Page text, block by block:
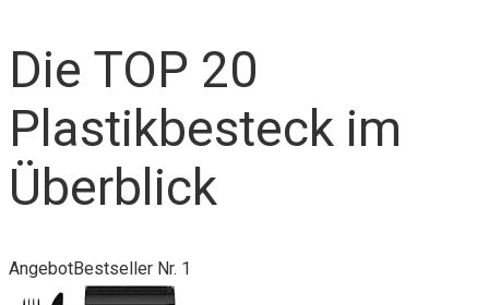
Die TOP 20
Plastikbesteck im
Überblick
AngebotBestseller Nr. 1